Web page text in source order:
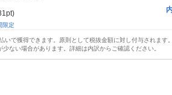
限定
いで獲得できます。原則として税抜金額に対し付与されます
少ない場合があります。詳細は内訳からご確認ください。